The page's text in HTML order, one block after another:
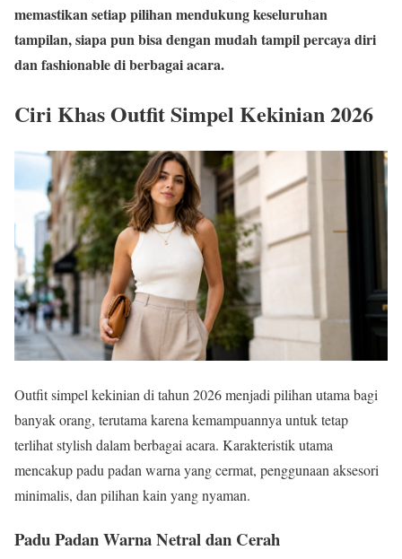
memastikan setiap pilihan mendukung keseluruhan
tampilan, siapa pun bisa dengan mudah tampil percaya diri
dan fashionable di berbagai acara.
Ciri Khas Outfit Simpel Kekinian 2026
Outfit simpel kekinian di tahun 2026 menjadi pilihan utama bagi
banyak orang, terutama karena kemampuannya untuk tetap
terlihat stylish dalam berbagai acara. Karakteristik utama
mencakup padu padan warna yang cermat, penggunaan aksesori
minimalis, dan pilihan kain yang nyaman.
Padu Padan Warna Netral dan Cerah